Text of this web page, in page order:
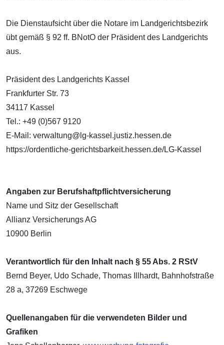
Die Dienstaufsicht über die Notare im Landgerichtsbezirk
übt gemäß § 92 ff. BNotO der Präsident des Landgerichts
aus.
Präsident des Landgerichts Kassel
Frankfurter Str. 73
34117 Kassel
Tel.: +49 (0)567 9120
E-Mail: verwaltung@lg-kassel.justiz.hessen.de
https://ordentliche-gerichtsbarkeit.hessen.de/LG-Kassel
Angaben zur Berufshaftpflichtversicherung
Name und Sitz der Gesellschaft
Allianz Versicherungs AG
10900 Berlin
Verantwortlich für den Inhalt nach § 55 Abs. 2 RStV
Bernd Beyer, Udo Schade, Thomas Illhardt, Bahnhofstraße
28 a, 37269 Eschwege
Quellenangaben für die verwendeten Bilder und
Grafiken